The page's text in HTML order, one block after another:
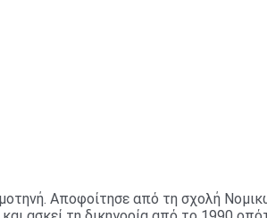
Αποφοίτησε από τη σχολή